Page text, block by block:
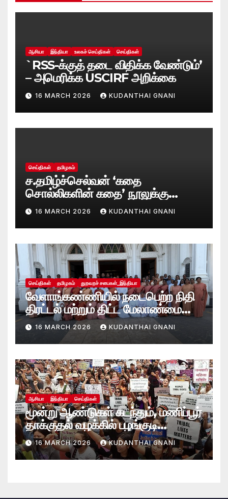
ஆசியா இந்தியா உலகச் செய்திகள் செய்திகள்
`RSS-க்குத் தடை விதிக்க வேண்டும்’
– அமெரிக்க USCIRF அறிக்கை
16 MARCH 2026 KUDANTHAI GNANI
செய்திகள் தமிழகம்
ச.தமிழ்ச்செல்வன் ‘கதை
சொல்லிகளின் கதை’ நூலுக்கு
சாகித்ய அகாடமி விருது!
16 MARCH 2026 KUDANTHAI GNANI
செய்திகள் தமிழகம் துறவறச் சபைகள்_இந்தியா
வேளாங்கண்ணியில் நடைபெற்ற நிதி
திரட்டல் மற்றும் திட்ட மேலாண்மை
குறித்த தேசியப் பயிலரங்கம்
16 MARCH 2026 KUDANTHAI GNANI
ஆசியா இந்தியா செய்திகள்
மூன்று ஆண்டுகள் கடந்தும், மணிப்பூர்
தாக்குதல் வழக்கில் பழங்குடி
பெண்களுக்கு எட்டாக்கனியாக உள்ள
நீதி
16 MARCH 2026 KUDANTHAI GNANI